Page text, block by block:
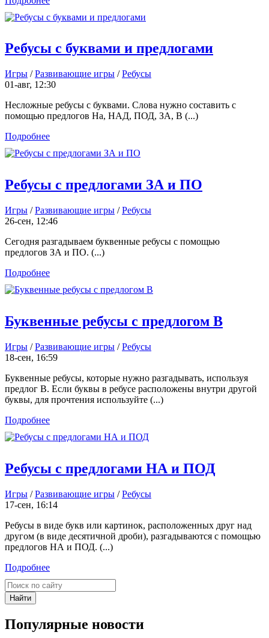
Ребусы с буквами и предлогами
Игры /Развивающие игры /Ребусы
01-авг, 12:30
Несложные ребусы с буквами. Слова нужно составить с
помощью предлогов На, НАД, ПОД, ЗА, В (...)
Подробнее
Ребусы с предлогами ЗА и ПО
Игры /Развивающие игры /Ребусы
26-сен, 12:46
Сегодня разгадываем буквенные ребусы с помощью
предлогов ЗА и ПО. (...)
Подробнее
Буквенные ребусы с предлогом В
Игры /Развивающие игры /Ребусы
18-сен, 16:59
Буквенные ребусы, которые нужно разгадывать, используя
предлог В. Если буквы в ребусе расположены внутри другой
буквы, для прочтения используйте (...)
Подробнее
Ребусы с предлогами НА и ПОД
Игры /Развивающие игры /Ребусы
17-сен, 16:14
Ребусы в виде букв или картинок, расположенных друг над
другом (в виде десятичной дроби), разгадываются с помощью
предлогов НА и ПОД. (...)
Подробнее
Найти
Популярные новости